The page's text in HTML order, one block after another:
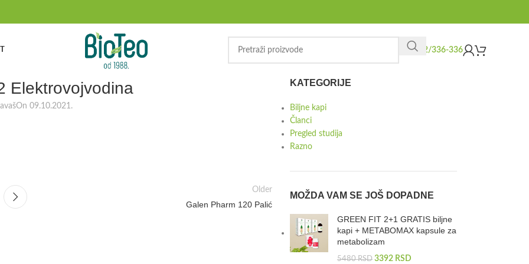
062/336-336
Elektrovojvodina
On 09.10.2021.
Older
Galen Pharm 120 Palić
KATEGORIJE
Biljne kapi
Članci
Pregled studija
Razno
MOŽDA VAM SE JOŠ DOPADNE
GREEN FIT 2+1 GRATIS biljne
kapi + METABOMAX kapsule za
metabolizam
5480RSD 3392 RSD